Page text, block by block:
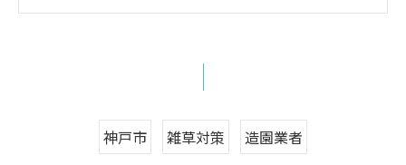
神戸市 雑草対策 造園業者